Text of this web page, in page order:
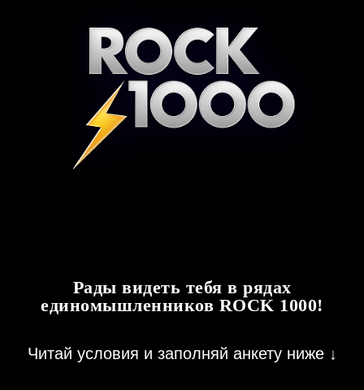
Рады видеть тебя в рядах
единомышленников ROCK 1000!
Читай условия и заполняй анкету ниже ↓